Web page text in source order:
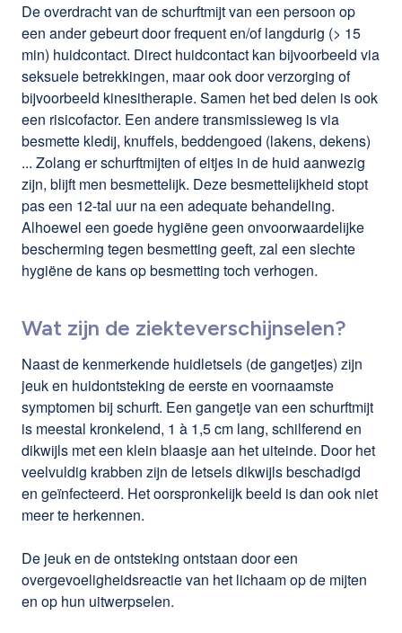
De overdracht van de schurftmijt van een persoon op
een ander gebeurt door frequent en/of langdurig (> 15
min) huidcontact. Direct huidcontact kan bijvoorbeeld via
seksuele betrekkingen, maar ook door verzorging of
bijvoorbeeld kinesitherapie. Samen het bed delen is ook
een risicofactor. Een andere transmissieweg is via
besmette kledij, knuffels, beddengoed (lakens, dekens)
... Zolang er schurftmijten of eitjes in de huid aanwezig
zijn, blijft men besmettelijk. Deze besmettelijkheid stopt
pas een 12-tal uur na een adequate behandeling.
Alhoewel een goede hygiëne geen onvoorwaardelijke
bescherming tegen besmetting geeft, zal een slechte
hygiëne de kans op besmetting toch verhogen.
Wat zijn de ziekteverschijnselen?
Naast de kenmerkende huidletsels (de gangetjes) zijn
jeuk en huidontsteking de eerste en voornaamste
symptomen bij schurft. Een gangetje van een schurftmijt
is meestal kronkelend, 1 à 1,5 cm lang, schilferend en
dikwijls met een klein blaasje aan het uiteinde. Door het
veelvuldig krabben zijn de letsels dikwijls beschadigd
en geïnfecteerd. Het oorspronkelijk beeld is dan ook niet
meer te herkennen.
De jeuk en de ontsteking ontstaan door een
overgevoeligheidsreactie van het lichaam op de mijten
en op hun uitwerpselen.